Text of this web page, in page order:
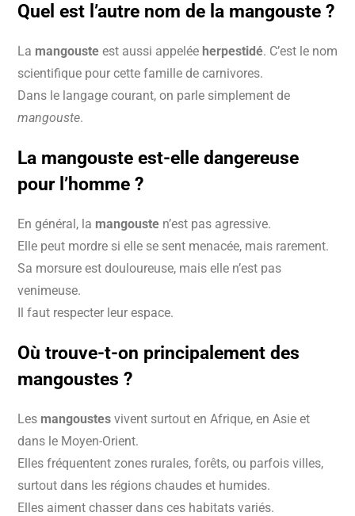
Quel est l’autre nom de la mangouste ?
La mangouste est aussi appelée herpestidé. C’est le nom
scientifique pour cette famille de carnivores.
Dans le langage courant, on parle simplement de
mangouste.
La mangouste est-elle dangereuse
pour l’homme ?
En général, la mangouste n’est pas agressive.
Elle peut mordre si elle se sent menacée, mais rarement.
Sa morsure est douloureuse, mais elle n’est pas
venimeuse.
Il faut respecter leur espace.
Où trouve-t-on principalement des
mangoustes ?
Les mangoustes vivent surtout en Afrique, en Asie et
dans le Moyen-Orient.
Elles fréquentent zones rurales, forêts, ou parfois villes,
surtout dans les régions chaudes et humides.
Elles aiment chasser dans ces habitats variés.